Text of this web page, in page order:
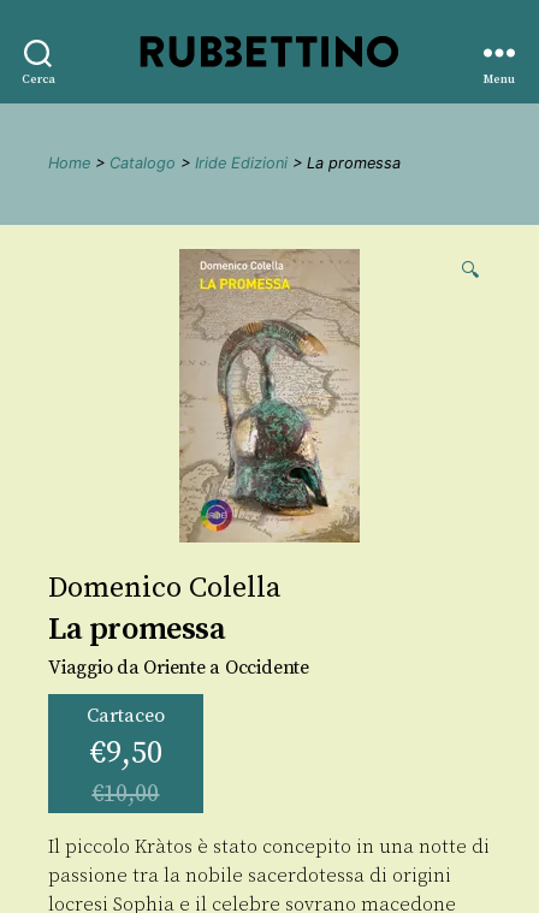
Cerca
editore
Menu
Home > Catalogo > Iride Edizioni > La promessa
🔍
Domenico Colella
La promessa
Viaggio da Oriente a Occidente
Cartaceo
€9,50
€10,00
Il piccolo Kràtos è stato concepito in una notte di
passione tra la nobile sacerdotessa di origini
locresi Sophia e il celebre sovrano macedone